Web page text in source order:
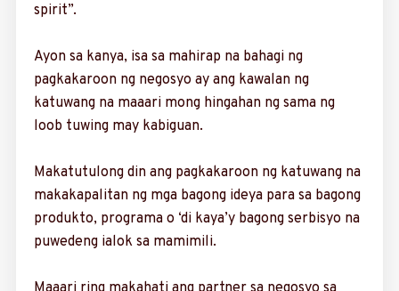
spirit”.
Ayon sa kanya, isa sa mahirap na bahagi ng
pagkakaroon ng negosyo ay ang kawalan ng
katuwang na maaari mong hingahan ng sama ng
loob tuwing may kabiguan.
Makatutulong din ang pagkakaroon ng katuwang na
makakapalitan ng mga bagong ideya para sa bagong
produkto, programa o ‘di kaya’y bagong serbisyo na
puwedeng ialok sa mamimili.